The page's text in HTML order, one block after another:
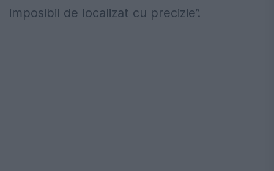
imposibil de localizat cu precizie”.